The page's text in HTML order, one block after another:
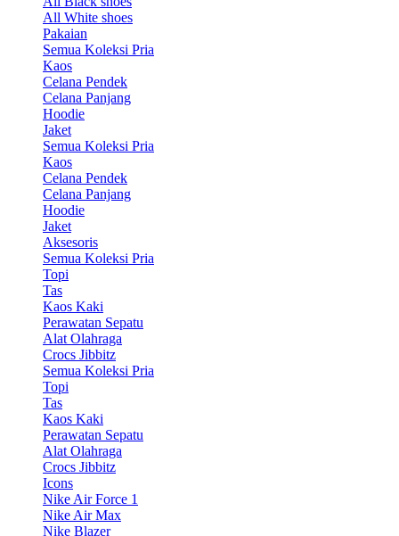
All White shoes
Pakaian
Semua Koleksi Pria
Kaos
Celana Pendek
Celana Panjang
Hoodie
Jaket
Semua Koleksi Pria
Kaos
Celana Pendek
Celana Panjang
Hoodie
Jaket
Aksesoris
Semua Koleksi Pria
Topi
Tas
Kaos Kaki
Perawatan Sepatu
Alat Olahraga
Crocs Jibbitz
Semua Koleksi Pria
Topi
Tas
Kaos Kaki
Perawatan Sepatu
Alat Olahraga
Crocs Jibbitz
Icons
Nike Air Force 1
Nike Air Max
Nike Blazer